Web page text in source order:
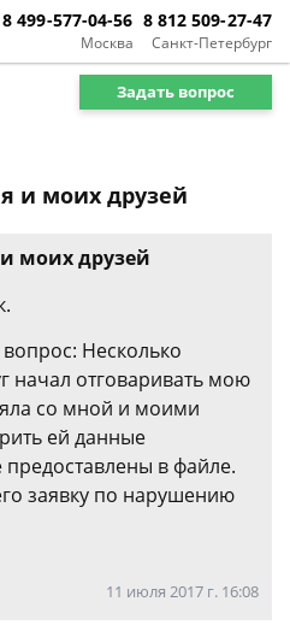
Москва
8 499-577-04-56
Санкт-Петербург
8 812 509-27-47
Задать вопрос
и моих друзей
моих друзей
Несколько
начал отговаривать мою
со мной и моими
ей данные
в файле.
заявку по нарушению
11 июля 2017 г. 16:08